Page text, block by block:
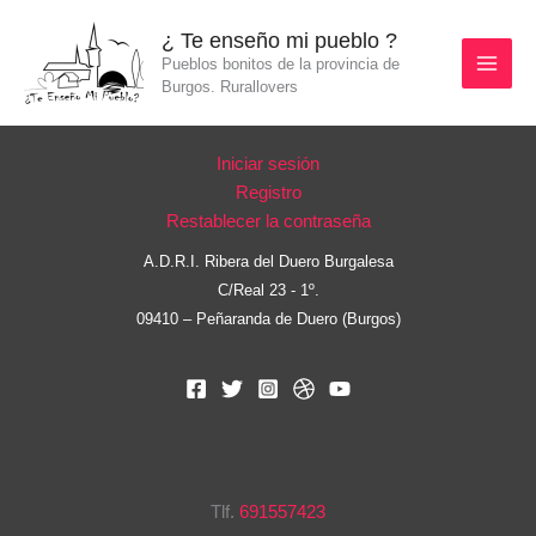
contenido
¿ Te enseño mi pueblo ?
Pueblos bonitos de la provincia de
Burgos. Rurallovers
Iniciar sesión
Registro
Restablecer la contraseña
A.D.R.I. Ribera del Duero Burgalesa
C/Real 23 - 1º.
09410 – Peñaranda de Duero (Burgos)
Tlf. 691557423